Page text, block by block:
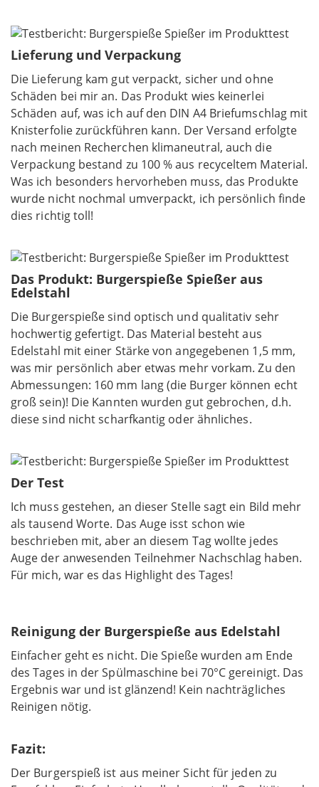
Lieferung und Verpackung
Die Lieferung kam gut verpackt, sicher und ohne
Schäden bei mir an. Das Produkt wies keinerlei
Schäden auf, was ich auf den DIN A4 Briefumschlag mit
Knisterfolie zurückführen kann. Der Versand erfolgte
nach meinen Recherchen klimaneutral, auch die
Verpackung bestand zu 100 % aus recyceltem Material.
Was ich besonders hervorheben muss, das Produkte
wurde nicht nochmal umverpackt, ich persönlich finde
dies richtig toll!
Das Produkt: Burgerspieße Spießer aus
Edelstahl
Die Burgerspieße sind optisch und qualitativ sehr
hochwertig gefertigt. Das Material besteht aus
Edelstahl mit einer Stärke von angegebenen 1,5 mm,
was mir persönlich aber etwas mehr vorkam. Zu den
Abmessungen: 160 mm lang (die Burger können echt
groß sein)! Die Kannten wurden gut gebrochen, d.h.
diese sind nicht scharfkantig oder ähnliches.
Der Test
Ich muss gestehen, an dieser Stelle sagt ein Bild mehr
als tausend Worte. Das Auge isst schon wie
beschrieben mit, aber an diesem Tag wollte jedes
Auge der anwesenden Teilnehmer Nachschlag haben.
Für mich, war es das Highlight des Tages!
Reinigung der Burgerspieße aus Edelstahl
Einfacher geht es nicht. Die Spieße wurden am Ende
des Tages in der Spülmaschine bei 70°C gereinigt. Das
Ergebnis war und ist glänzend! Kein nachträgliches
Reinigen nötig.
Fazit:
Der Burgerspieß ist aus meiner Sicht für jeden zu